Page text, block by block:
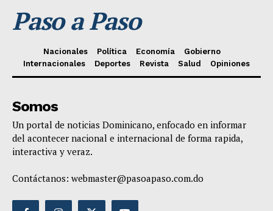
Paso a Paso
Nacionales Política Economía
Gobierno
Internacionales
Deportes Revista Salud Opiniones
Somos
Un portal de noticias Dominicano, enfocado en informar
del acontecer nacional e internacional de forma rapida,
interactiva y veraz.
Contáctanos: webmaster@pasoapaso.com.do